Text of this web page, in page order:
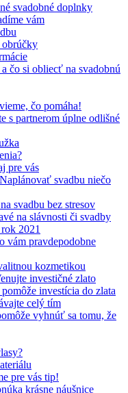
svadobné doplnky
vám
čo si obliecť na svadobnú
čo pomáha!
s partnerom úplne odlišné
pre vás
svadbu niečo
svadbu bez stresov
na slávnosti či svadby
2021
vám pravdepodobne
kozmetikou
investičné zlato
investícia do zlata
celý tím
vyhnúť sa tomu, že
pre vás tip!
krásne náušnice